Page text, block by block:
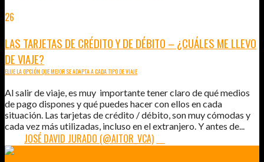
26
LAS TARJETAS DE CRÉDITO Y DE DÉBITO – ¿CUÁLES ME LLEVO
DE VIAJE?
ELIJE LA OPCIÓN QUE MEJOR SE ADAPTA A CADA TIPO DE VIAJE
Al salir de viaje, es muy importante tener claro de qué medios
de pago dispones y qué puedes hacer con ellos en cada
situación. Las tarjetas de crédito / débito, son muy cómodas y
cada vez más utilizadas, incluso en el extranjero. Y antes de...
JOSÉ DAVID JURADO (@AITOR_VCA)